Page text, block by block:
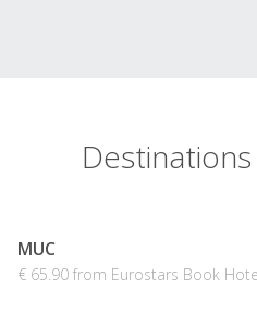
MUC
€ 65.90 from Eurostars Book